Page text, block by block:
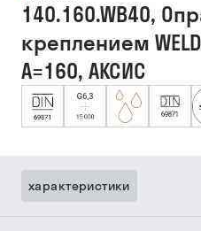
140.160.WB40,
креплением
A=160, АКСИС
характеристики